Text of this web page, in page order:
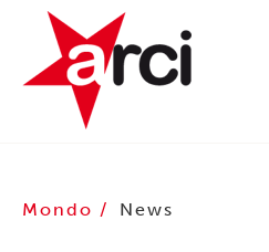
Mondo News